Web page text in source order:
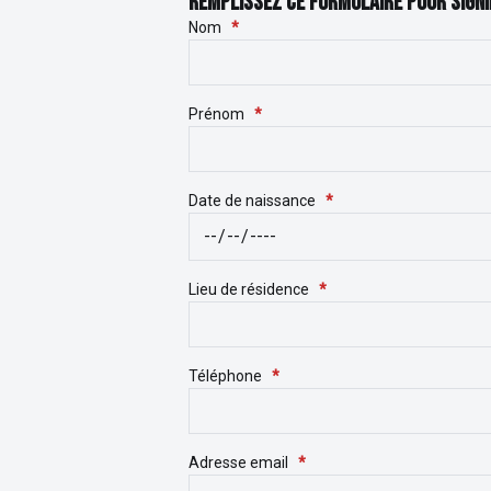
Nom *
Prénom *
Date de naissance *
Lieu de résidence *
Téléphone *
Adresse email *